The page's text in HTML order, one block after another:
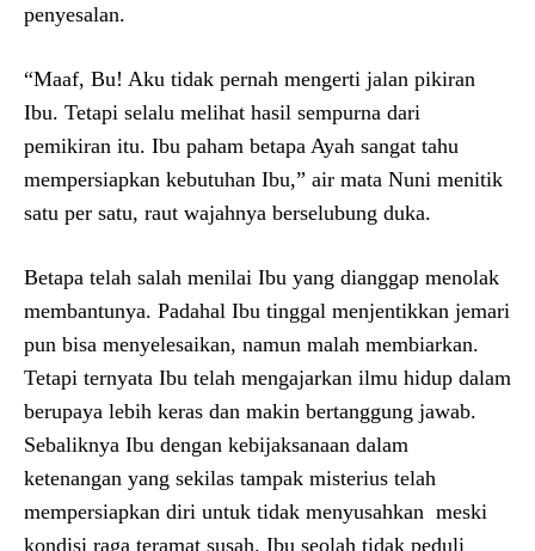
penyesalan.
“Maaf, Bu! Aku tidak pernah mengerti jalan pikiran
Ibu. Tetapi selalu melihat hasil sempurna dari
pemikiran itu. Ibu paham betapa Ayah sangat tahu
mempersiapkan kebutuhan Ibu,” air mata Nuni menitik
satu per satu, raut wajahnya berselubung duka.
Betapa telah salah menilai Ibu yang dianggap menolak
membantunya. Padahal Ibu tinggal menjentikkan jemari
pun bisa menyelesaikan, namun malah membiarkan.
Tetapi ternyata Ibu telah mengajarkan ilmu hidup dalam
berupaya lebih keras dan makin bertanggung jawab.
Sebaliknya Ibu dengan kebijaksanaan dalam
ketenangan yang sekilas tampak misterius telah
mempersiapkan diri untuk tidak menyusahkan meski
kondisi raga teramat susah. Ibu seolah tidak peduli